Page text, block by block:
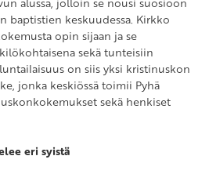
baptistien keskuudessa. Kirkko
opin sijaan ja se
sekä tunteisiin
on siis yksi kristinuskon
jonka keskiössä toimii Pyhä
sekä henkiset
eri syistä